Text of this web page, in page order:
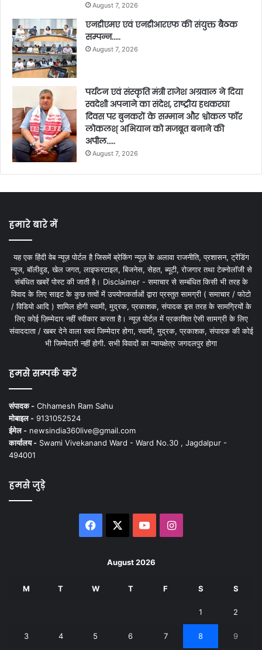
August 7, 2026
एनडीएमए एवं एनडीआरएफ की संयुक्त बैठक
सम्पन्न…..
August 7, 2026
पर्यटन एवं संस्कृति मंत्री राजेश अग्रवाल ने दिया
स्वदेशी अपनाने का संदेश, राष्ट्रीय हथकरघा
दिवस पर बुनकरों के सम्मान और श्वोकल फॉर
लोकलश् अभियान को मजबूत बनाने की
अपील…..
August 7, 2026
हमारे बारे में
यह एक हिंदी वेब न्यूज़ पोर्टल है जिसमें ब्रेकिंग न्यूज़ के अलावा राजनीति, प्रशासन, ट्रेंडिंग
न्यूज, बॉलीवुड, खेल जगत, लाइफस्टाइल, बिजनेस, सेहत, ब्यूटी, रोजगार तथा टेक्नोलॉजी से
संबंधित खबरें पोस्ट की जाती है। Disclaimer - समाचार से सम्बंधित किसी भी तरह के
विवाद के लिए साइट के कुछ तत्वों में उपयोगकर्ताओं द्वारा प्रस्तुत सामग्री ( समाचार / फोटो
/ विडियो आदि ) शामिल होगी स्वामी, मुद्रक, प्रकाशक, संपादक इस तरह के सामग्रियों के
लिए कोई ज़िम्मेदार नहीं स्वीकार करता है। न्यूज़ पोर्टल में प्रकाशित ऐसी सामग्री के लिए
संवाददाता / खबर देने वाला स्वयं जिम्मेदार होगा, स्वामी, मुद्रक, प्रकाशक, संपादक की कोई
भी जिम्मेदारी नहीं होगी. सभी विवादों का न्यायक्षेत्र जगदलपुर होगा
हमसे सम्पर्क करें
संपादक - Chhamesh Ram Sahu
मोबाइल - 9131052524
ईमेल - newsindia360live@gmail.com
कार्यालय - Swami Vivekanand Ward - Ward No.30 , Jagdalpur -
494001
हमसे जुड़े
Facebook YouTubeInstagram
August 2026
M T W T F S S
1 2
3 4 5 6 7 8 9